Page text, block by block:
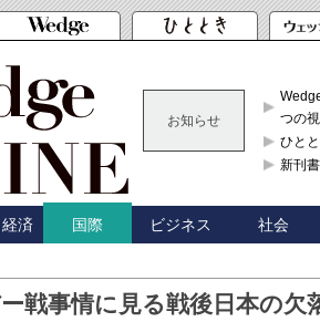
お知らせ
つの視
ひと
新刊
済 国際 ビジネス 社会
戦事情に見る戦後日本の欠